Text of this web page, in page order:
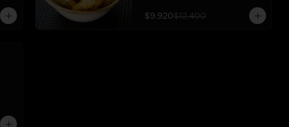
$9.920$12.400